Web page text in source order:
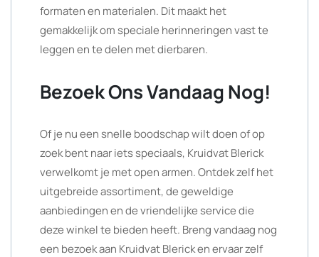
formaten en materialen. Dit maakt het
gemakkelijk om speciale herinneringen vast te
leggen en te delen met dierbaren.
Bezoek Ons Vandaag Nog!
Of je nu een snelle boodschap wilt doen of op
zoek bent naar iets speciaals, Kruidvat Blerick
verwelkomt je met open armen. Ontdek zelf het
uitgebreide assortiment, de geweldige
aanbiedingen en de vriendelijke service die
deze winkel te bieden heeft. Breng vandaag nog
een bezoek aan Kruidvat Blerick en ervaar zelf